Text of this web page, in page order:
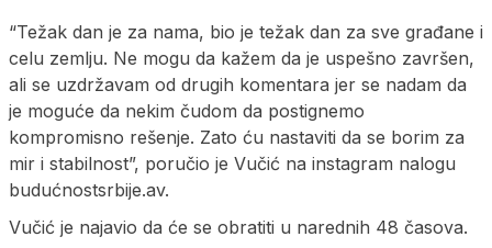
“Težak dan je za nama, bio je težak dan za sve građane i
celu zemlju. Ne mogu da kažem da je uspešno završen,
ali se uzdržavam od drugih komentara jer se nadam da
je moguće da nekim čudom da postignemo
kompromisno rešenje. Zato ću nastaviti da se borim za
mir i stabilnost”, poručio je Vučić na instagram nalogu
budućnostsrbije.av.
Vučić je najavio da će se obratiti u narednih 48 časova.